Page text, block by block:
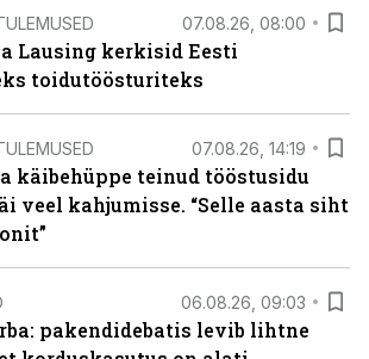
07.08.26, 08:00
Lausing kerkisid Eesti
toidutöösturiteks
07.08.26, 14:19
käibehüppe teinud tööstusidu
veel kahjumisse. “Selle aasta siht
06.08.26, 09:03
pakendidebatis levib lihtne